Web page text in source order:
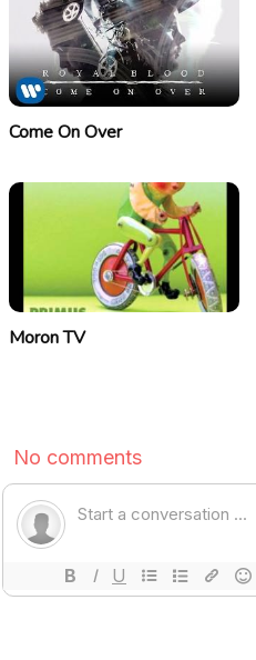
Come On Over
Moron TV